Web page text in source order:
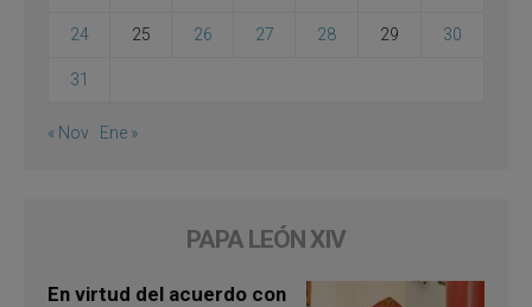
24 25 26 27 28 29 30
31
« Nov Ene »
PAPA LEÓN XIV
En virtud del acuerdo con